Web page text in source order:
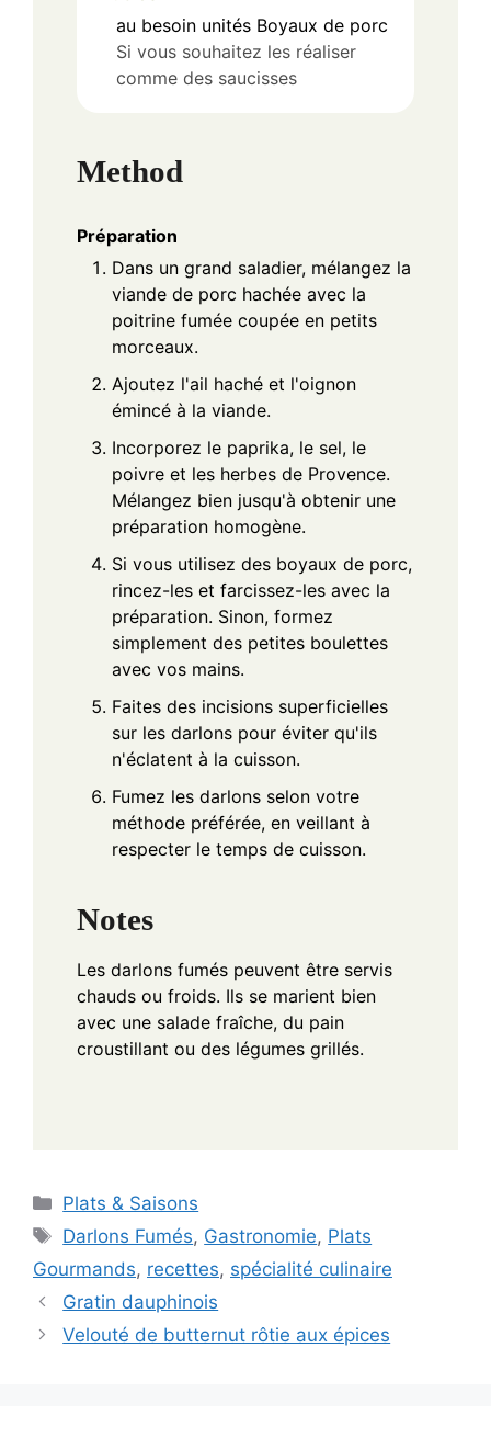
au besoin unités Boyaux de porc
Si vous souhaitez les réaliser
comme des saucisses
Method
Préparation
Dans un grand saladier, mélangez la
viande de porc hachée avec la
poitrine fumée coupée en petits
morceaux.
Ajoutez l'ail haché et l'oignon
émincé à la viande.
Incorporez le paprika, le sel, le
poivre et les herbes de Provence.
Mélangez bien jusqu'à obtenir une
préparation homogène.
Si vous utilisez des boyaux de porc,
rincez-les et farcissez-les avec la
préparation. Sinon, formez
simplement des petites boulettes
avec vos mains.
Faites des incisions superficielles
sur les darlons pour éviter qu'ils
n'éclatent à la cuisson.
Fumez les darlons selon votre
méthode préférée, en veillant à
respecter le temps de cuisson.
Notes
Les darlons fumés peuvent être servis
chauds ou froids. Ils se marient bien
avec une salade fraîche, du pain
croustillant ou des légumes grillés.
Categories
Plats & Saisons
Tags
Darlons Fumés, Gastronomie, Plats
Gourmands, recettes, spécialité culinaire
Gratin dauphinois
Velouté de butternut rôtie aux épices